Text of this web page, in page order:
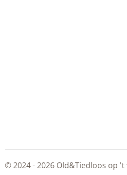
© 2024 - 2026 Old&Tiedloos op 't